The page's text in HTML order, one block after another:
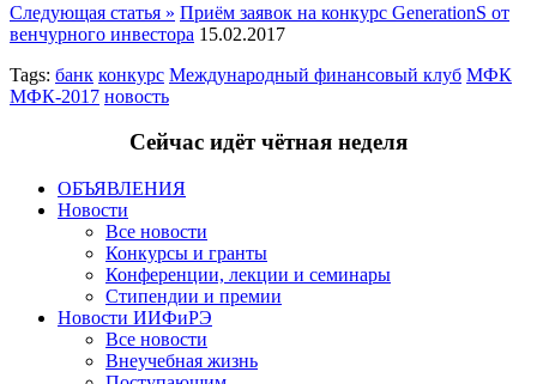
Следующая статья » Приём заявок на конкурс GenerationS от
венчурного инвестора 15.02.2017
Tags: банк конкурс Международный финансовый клуб МФК
МФК-2017 новость
Сейчас идёт чётная неделя
ОБЪЯВЛЕНИЯ
Новости
Все новости
Конкурсы и гранты
Конференции, лекции и семинары
Стипендии и премии
Новости ИИФиРЭ
Все новости
Внеучебная жизнь